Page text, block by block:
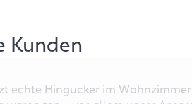
Kunden
echte Hingucker im